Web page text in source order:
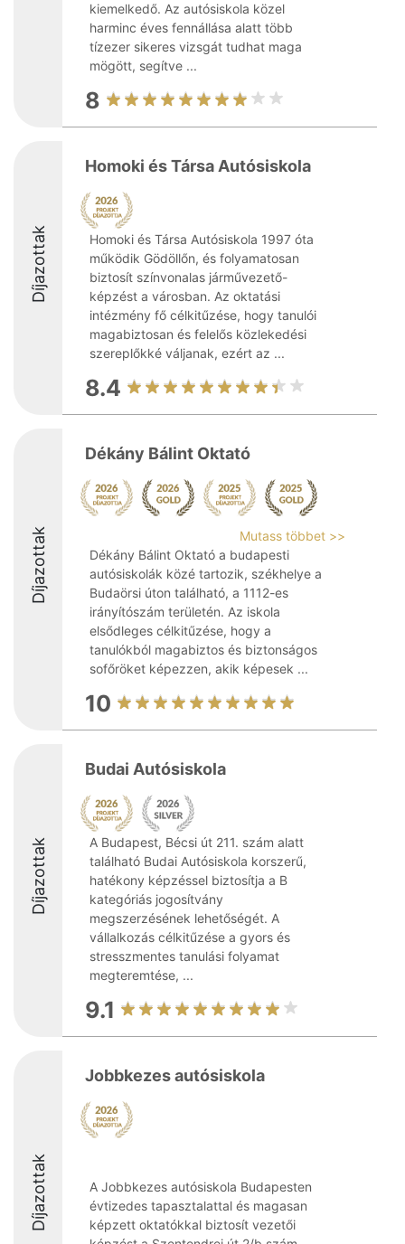
kiemelkedő. Az autósiskola közel
harminc éves fennállása alatt több
tízezer sikeres vizsgát tudhat maga
mögött, segítve ...
8
Díjazottak
Homoki és Társa Autósiskola
Homoki és Társa Autósiskola 1997 óta
működik Gödöllőn, és folyamatosan
biztosít színvonalas járművezető-
képzést a városban. Az oktatási
intézmény fő célkitűzése, hogy tanulói
magabiztosan és felelős közlekedési
szereplőkké váljanak, ezért az ...
8.4
Díjazottak
Dékány Bálint Oktató
Mutass többet >>
Dékány Bálint Oktató a budapesti
autósiskolák közé tartozik, székhelye a
Budaörsi úton található, a 1112-es
irányítószám területén. Az iskola
elsődleges célkitűzése, hogy a
tanulókból magabiztos és biztonságos
sofőröket képezzen, akik képesek ...
10
Díjazottak
Budai Autósiskola
A Budapest, Bécsi út 211. szám alatt
található Budai Autósiskola korszerű,
hatékony képzéssel biztosítja a B
kategóriás jogosítvány
megszerzésének lehetőségét. A
vállalkozás célkitűzése a gyors és
stresszmentes tanulási folyamat
megteremtése, ...
9.1
Díjazottak
Jobbkezes autósiskola
A Jobbkezes autósiskola Budapesten
évtizedes tapasztalattal és magasan
képzett oktatókkal biztosít vezetői